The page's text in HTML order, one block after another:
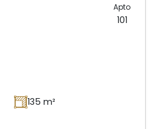
Apto
101
135 m²